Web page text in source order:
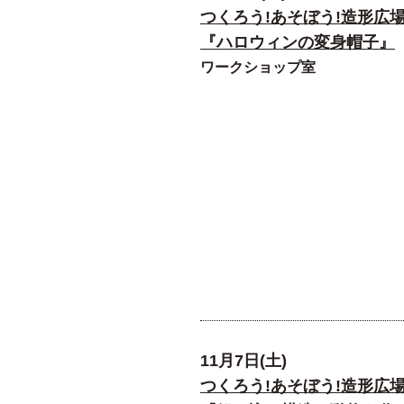
つくろう!あそぼう!造形広
『ハロウィンの変身帽子』
ワークショップ室
11月7日(土)
つくろう!あそぼう!造形広